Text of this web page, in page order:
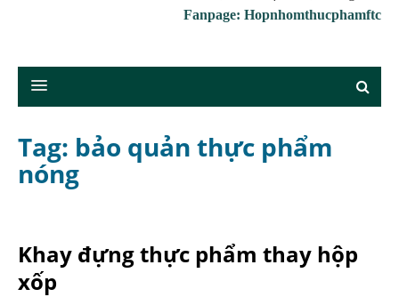
Fanpage: Hopnhomthucphamftc
Tag: bảo quản thực phẩm
nóng
Khay đựng thực phẩm thay hộp
xốp